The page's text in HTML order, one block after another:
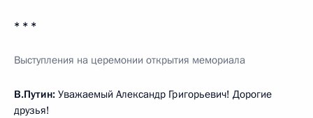
* * *
Выступления на церемонии открытия мемориала
В.Путин: Уважаемый Александр Григорьевич! Дорогие
друзья!